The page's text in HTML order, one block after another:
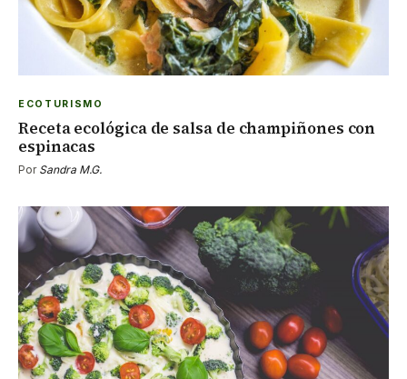
ECOTURISMO
Receta ecológica de salsa de champiñones con
espinacas
Por Sandra M.G.